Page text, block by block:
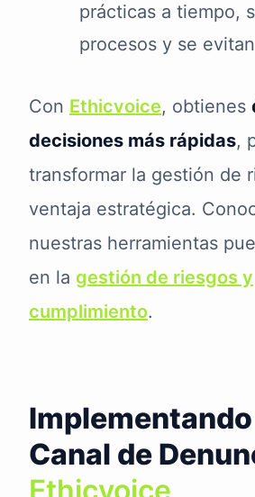
prácticas a tiempo,
procesos y se
Con Ethicvoice, obtienes
decisiones más rápidas,
transformar la gestión de
ventaja estratégica.
nuestras herramientas
en la gestión de riesgos y
cumplimiento.
Canal de